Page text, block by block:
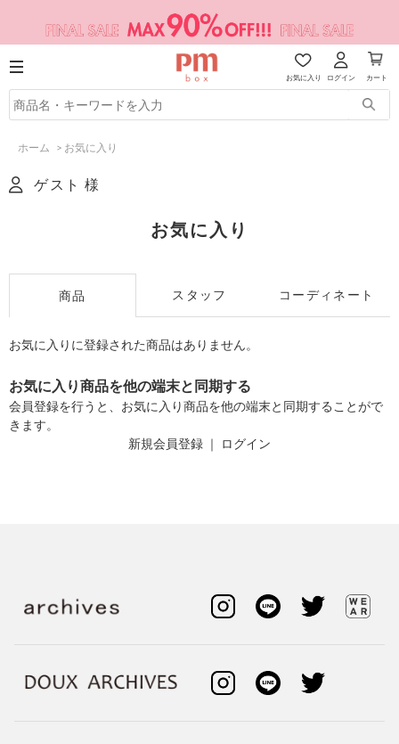
お気に入り ログイン カート
ホーム > お気に入り
ゲスト 様
お気に入り
商品 スタッフ コーディネート
お気に入りに登録された商品はありません。
お気に入り商品を他の端末と同期する
会員登録を行うと、お気に入り商品を他の端末と同期することがで
きます。
新規会員登録 ｜ ログイン